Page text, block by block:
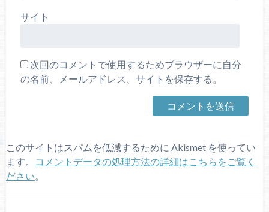
サイト
次回のコメントで使用するためブラウザーに自分
の名前、メールアドレス、サイトを保存する。
このサイトはスパムを低減するために Akismet を使ってい
ます。
コメントデータの処理方法の詳細はこちらをご覧く
ださい